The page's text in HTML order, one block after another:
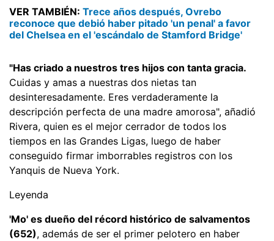
VER TAMBIÉN: Trece años después, Ovrebo
reconoce que debió haber pitado 'un penal' a favor
del Chelsea en el 'escándalo de Stamford Bridge'
"Has criado a nuestros tres hijos con tanta gracia.
Cuidas y amas a nuestras dos nietas tan
desinteresadamente. Eres verdaderamente la
descripción perfecta de una madre amorosa", añadió
Rivera, quien es el mejor cerrador de todos los
tiempos en las Grandes Ligas, luego de haber
conseguido firmar imborrables registros con los
Yanquis de Nueva York.
Leyenda
'Mo' es dueño del récord histórico de salvamentos
(652), además de ser el primer pelotero en haber